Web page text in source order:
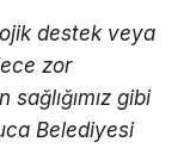
destek veya
zor
sağlığımız gibi
Belediyesi